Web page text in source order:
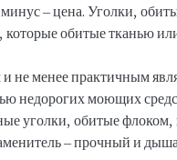
– цена. Уголки,
которые обитые тканью
менее практичным
недорогих моющих
уголки, обитые
– прочный и